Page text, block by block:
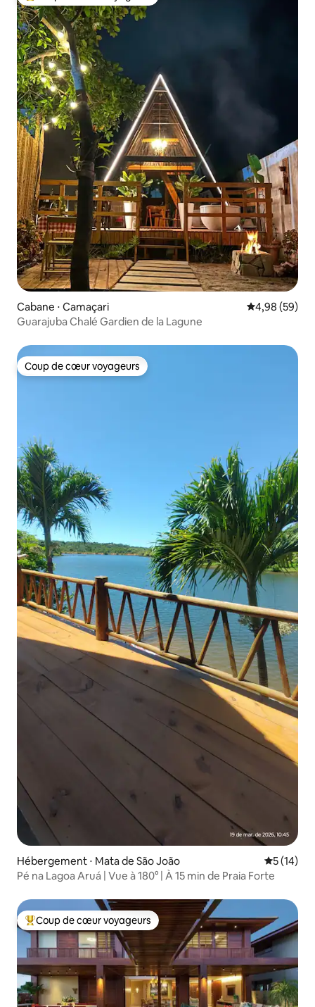
Cabane ⋅ Camaçari Évaluation
4,98 (59)
Guarajuba Chalé Gardien de la Lagune
Coup de cœur voyageurs
Coup de cœur voyageurs
Hébergement ⋅ Mata de São João
5 (14)
Pé na Lagoa Aruá | Vue à 180° | À 15 min de Praia Forte
Coups de cœur voyageurs les plus appréciés
Coup de cœur voyageurs